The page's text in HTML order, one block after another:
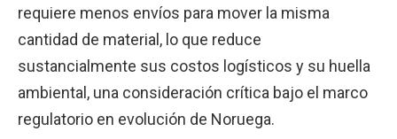
requiere menos envíos para mover la misma
cantidad de material, lo que reduce
sustancialmente sus costos logísticos y su huella
ambiental, una consideración crítica bajo el marco
regulatorio en evolución de Noruega.